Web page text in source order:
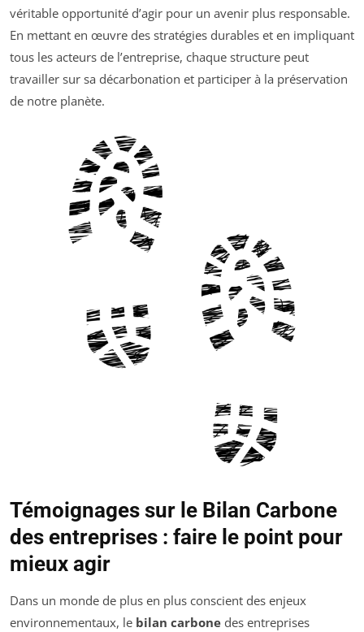
véritable opportunité d’agir pour un avenir plus responsable.
En mettant en œuvre des stratégies durables et en impliquant
tous les acteurs de l’entreprise, chaque structure peut
travailler sur sa décarbonation et participer à la préservation
de notre planète.
Témoignages sur le Bilan Carbone
des entreprises : faire le point pour
mieux agir
Dans un monde de plus en plus conscient des enjeux
environnementaux, le bilan carbone des entreprises